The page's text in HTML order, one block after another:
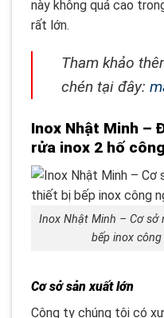
này không quá cao
rất lớn.
Tham khảo
chén tại đây:
Inox Nhật Minh –
rửa inox 2 hố
Inox Nhật Minh – Cơ sở
bếp inox
Cơ sở sản xuất lớn
Công ty chúng tôi có